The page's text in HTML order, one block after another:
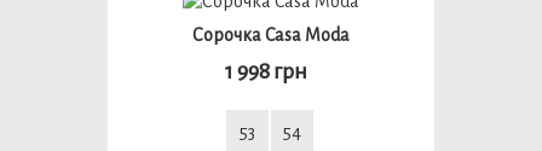
Сорочка Casa Moda
1 998 грн
53 54